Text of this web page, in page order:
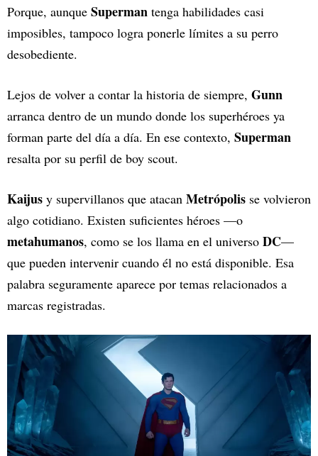
Porque, aunque Superman tenga habilidades casi
imposibles, tampoco logra ponerle límites a su perro
desobediente.
Lejos de volver a contar la historia de siempre, Gunn
arranca dentro de un mundo donde los superhéroes ya
forman parte del día a día. En ese contexto, Superman
resalta por su perfil de boy scout.
Kaijus y supervillanos que atacan Metrópolis se volvieron
algo cotidiano. Existen suficientes héroes —o
metahumanos, como se los llama en el universo DC—
que pueden intervenir cuando él no está disponible. Esa
palabra seguramente aparece por temas relacionados a
marcas registradas.